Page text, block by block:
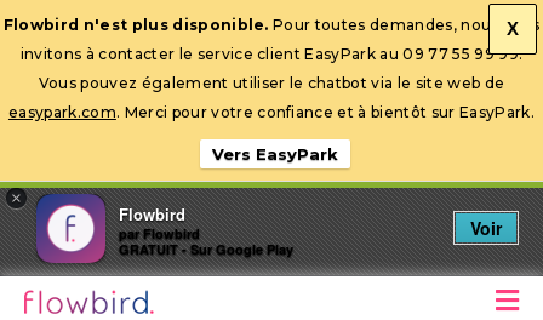
Ouvrir la barre d’outils
X
Flowbird n'est plus disponible. Pour toutes demandes, nous vous
invitons à contacter le service client EasyPark au 09 77 55 99 99.
Vous pouvez également utiliser le chatbot via le site web de
easypark.com. Merci pour votre confiance et à bientôt sur EasyPark.
Vers EasyPark
×
Flowbird
par Flowbird
GRATUIT - Sur Google Play
Voir